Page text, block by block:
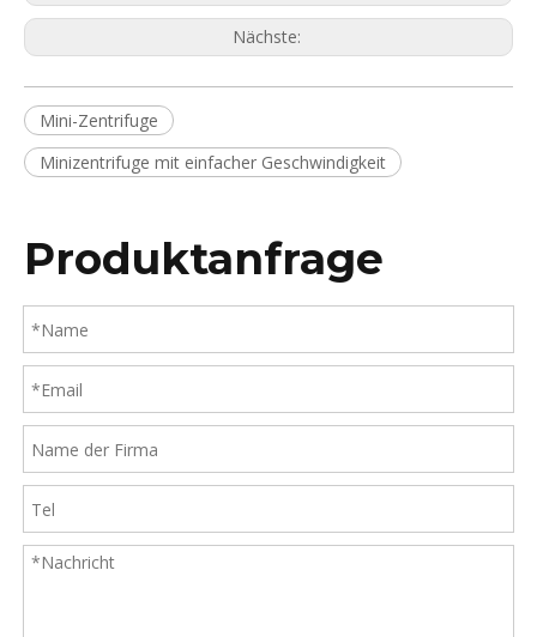
Nächste:
Mini-Zentrifuge
Minizentrifuge mit einfacher Geschwindigkeit
Produktanfrage